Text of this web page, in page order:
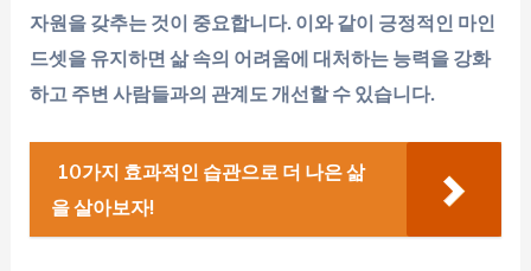
자원을 갖추는 것이 중요합니다. 이와 같이 긍정적인 마인
드셋을 유지하면 삶 속의 어려움에 대처하는 능력을 강화
하고 주변 사람들과의 관계도 개선할 수 있습니다.
10가지 효과적인 습관으로 더 나은 삶
을 살아보자!